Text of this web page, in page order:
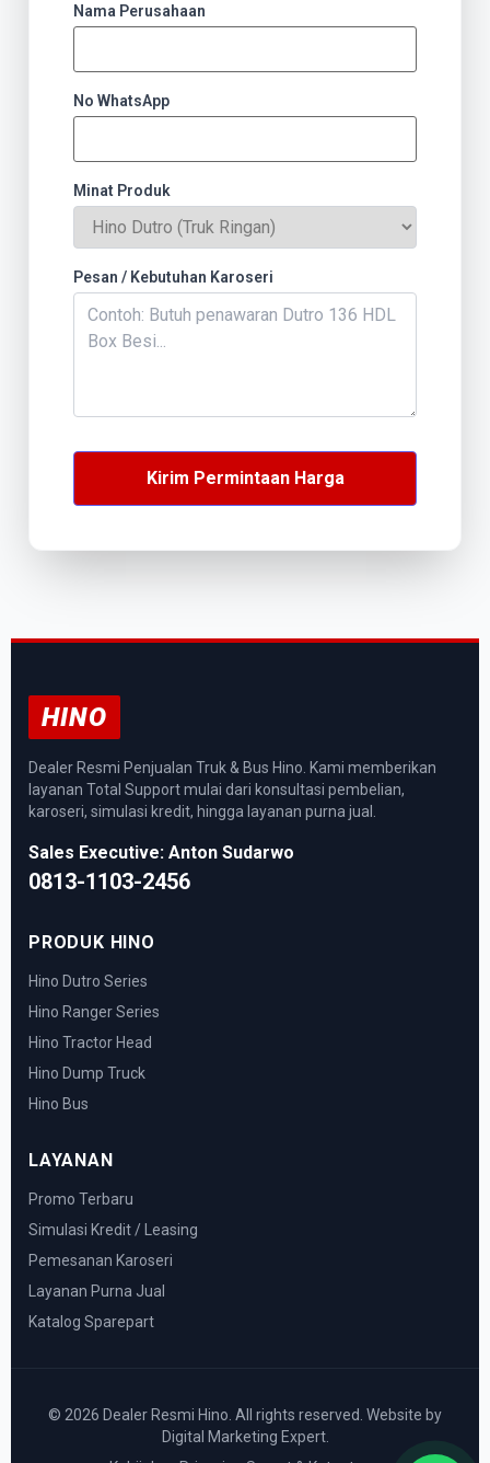
Nama Perusahaan
No WhatsApp
Minat Produk
Pesan / Kebutuhan Karoseri
Kirim Permintaan Harga
HINO
Dealer Resmi Penjualan Truk & Bus Hino. Kami memberikan
layanan Total Support mulai dari konsultasi pembelian,
karoseri, simulasi kredit, hingga layanan purna jual.
Sales Executive: Anton Sudarwo
0813-1103-2456
PRODUK HINO
Hino Dutro Series
Hino Ranger Series
Hino Tractor Head
Hino Dump Truck
Hino Bus
LAYANAN
Promo Terbaru
Simulasi Kredit / Leasing
Pemesanan Karoseri
Layanan Purna Jual
Katalog Sparepart
© 2026 Dealer Resmi Hino. All rights reserved. Website by
Digital Marketing Expert.